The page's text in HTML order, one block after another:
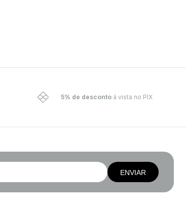
5% de desconto á vista no PIX
ENVIAR